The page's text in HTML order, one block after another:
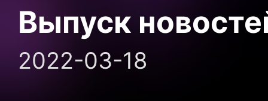
Выпуск
2022-03-18